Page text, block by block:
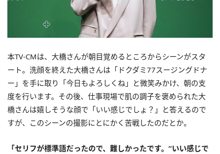
本TV-CMは、大橋さんが朝目覚めるところからシーンがスタ
ート。洗顔を終えた大橋さんは「ドクダミ77スージングドナ
ー」を手に取り「今日もよろしくね」と微笑みかけ、朝の支
度を行います。その後、仕事現場で肌の調子を褒められた大
橋さんは嬉しそうな顔で「いい感じでしょ？」と答えるので
すが、このシーンの撮影にとにかく苦戦したのだとか。
「セリフが標準語だったので、難しかったです。“いい感じで